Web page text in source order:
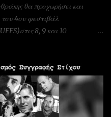
θα προχωρήσει και
του 4ου φεστιβάλ
8, 9 και 10
την Αιγίδα της Unesco
Art καθώς και της Εταιρεία
Σεναριογράφων Ελλάδας. Το
μήκους Σαμοθράκης είναι